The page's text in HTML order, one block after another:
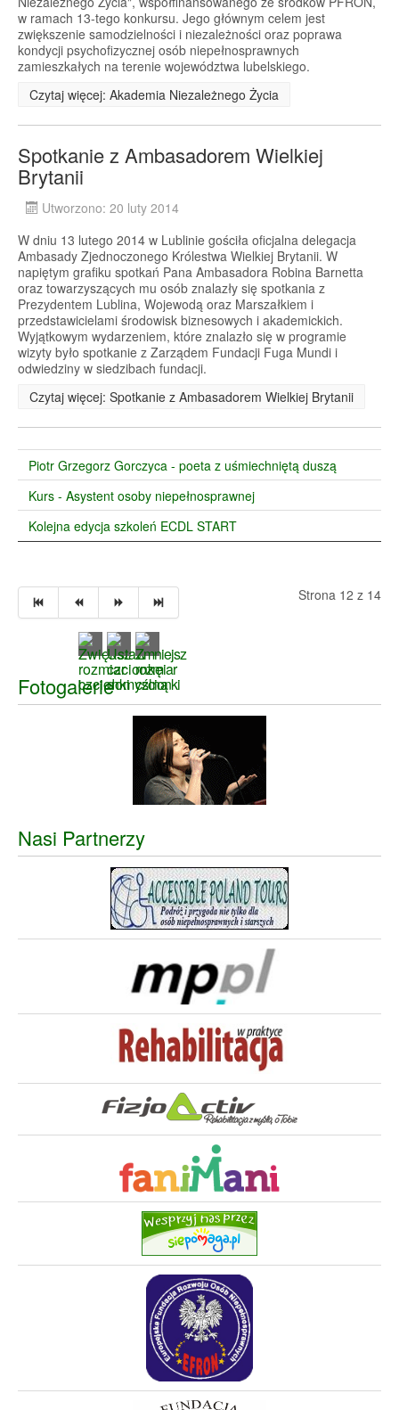
w ramach 13-tego konkursu. Jego głównym celem jest
zwiększenie samodzielności i niezależności oraz poprawa
kondycji psychofizycznej osób niepełnosprawnych
zamieszkałych na terenie województwa lubelskiego.
Czytaj więcej: Akademia Niezależnego Życia
Spotkanie z Ambasadorem Wielkiej
Brytanii
Utworzono: 20 luty 2014
W dniu 13 lutego 2014 w Lublinie gościła oficjalna delegacja
Ambasady Zjednoczonego Królestwa Wielkiej Brytanii. W
napiętym grafiku spotkań Pana Ambasadora Robina Barnetta
oraz towarzyszących mu osób znalazły się spotkania z
Prezydentem Lublina, Wojewodą oraz Marszałkiem i
przedstawicielami środowisk biznesowych i akademickich.
Wyjątkowym wydarzeniem, które znalazło się w programie
wizyty było spotkanie z Zarządem Fundacji Fuga Mundi i
odwiedziny w siedzibach fundacji.
Czytaj więcej: Spotkanie z Ambasadorem Wielkiej Brytanii
Piotr Grzegorz Gorczyca - poeta z uśmiechniętą duszą
Kurs - Asystent osoby niepełnosprawnej
Kolejna edycja szkoleń ECDL START
Strona 12 z 14
Fotogalerie
Nasi Partnerzy